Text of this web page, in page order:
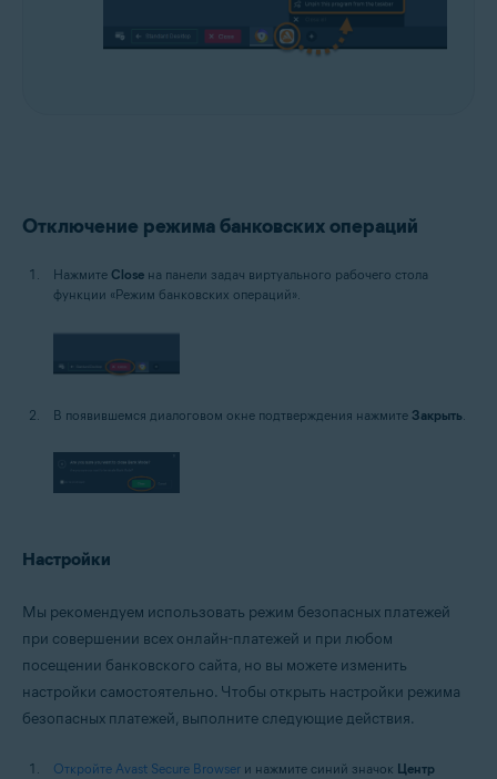
Отключение режима банковских операций
Нажмите Close на панели задач виртуального рабочего стола
функции «Режим банковских операций».
В появившемся диалоговом окне подтверждения нажмите Закрыть.
Настройки
Мы рекомендуем использовать режим безопасных платежей
при совершении всех онлайн-платежей и при любом
посещении банковского сайта, но вы можете изменить
настройки самостоятельно. Чтобы открыть настройки режима
безопасных платежей, выполните следующие действия.
Откройте Avast Secure Browser и нажмите синий значок Центр